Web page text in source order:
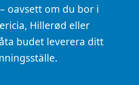
oavsett om du bor i
Hillerød eller
budet leverera ditt